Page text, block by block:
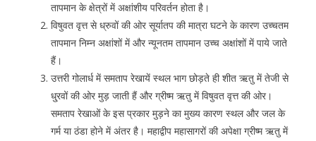
तापमान के क्षेत्रों में अक्षांशीय परिवर्तन होता है।
विषुवत वृत्त से ध्रुवों की ओर सूर्यातप की मात्रा घटने के कारण उच्चतम
तापमान निम्न अक्षांशों में और न्यूनतम तापमान उच्च अक्षांशों में पाये जाते
हैं।
उत्तरी गोलार्ध में समताप रेखायें स्थल भाग छोड़ते ही शीत ऋतु में तेजी से
धु्रवों की ओर मुड़ जाती हैं और ग्रीष्म ऋतु में विषुवत वृत्त की ओर।
समताप रेखाओं के इस प्रकार मुड़ने का मुख्य कारण स्थल और जल के
गर्म या ठंडा होने में अंतर है। महाद्वीप महासागरों की अपेक्षा ग्रीष्म ऋतु में